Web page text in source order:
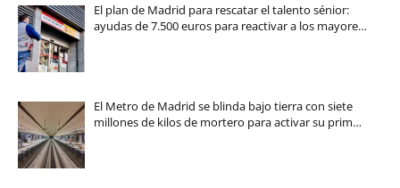
El plan de Madrid para rescatar el talento sénior:
ayudas de 7.500 euros para reactivar a los mayore…
El Metro de Madrid se blinda bajo tierra con siete
millones de kilos de mortero para activar su prim…